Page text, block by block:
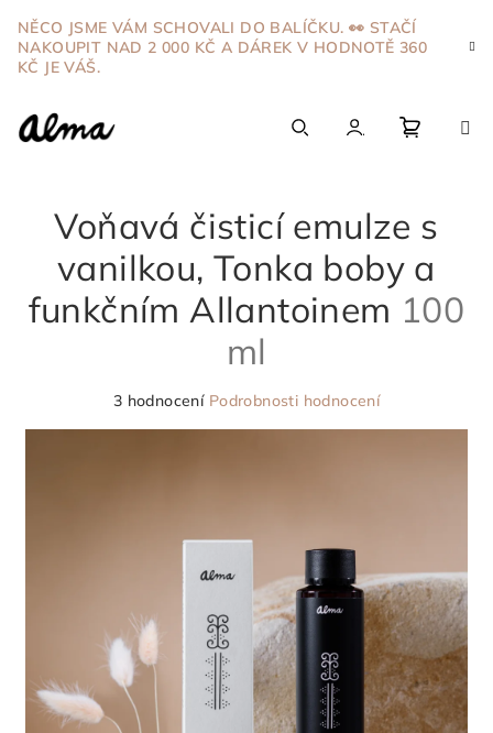
obsah
NĚCO JSME VÁM SCHOVALI DO BALÍČKU. 👀 STAČÍ
NAKOUPIT NAD 2 000 KČ A DÁREK V HODNOTĚ 360
KČ JE VÁŠ.
košík
Voňavá čisticí emulze s
vanilkou, Tonka boby a
funkčním Allantoinem 100
ml
3 hodnocení Podrobnosti hodnocení